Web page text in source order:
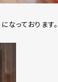
なっております。